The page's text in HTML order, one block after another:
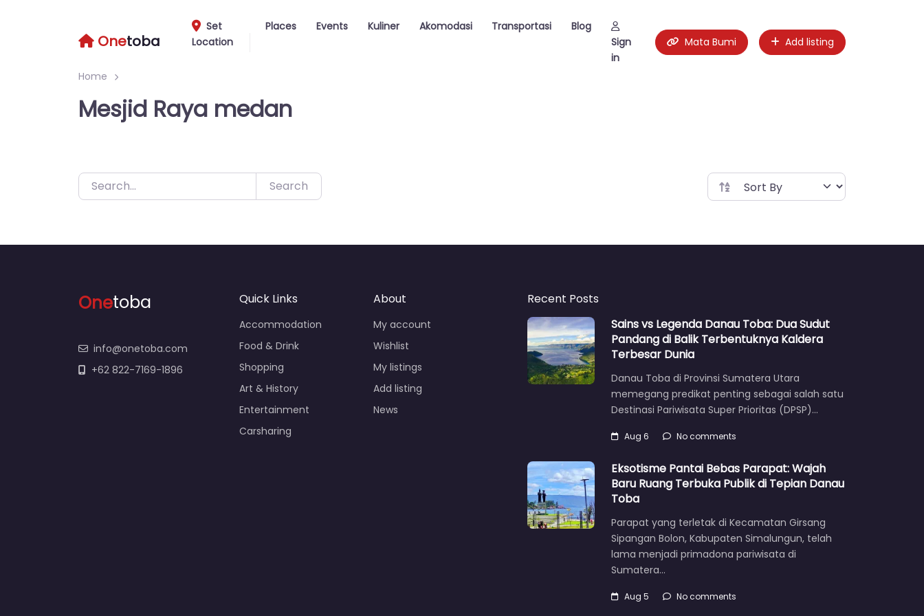
Onetoba
Set
Location
Places Events Kuliner Akomodasi Transportasi
Blog
Sign
in
Mata Bumi Add listing
Home
Mesjid Raya medan
Search
Onetoba
info@onetoba.com
+62 822-7169-1896
Quick Links
Accommodation
Food & Drink
Shopping
Art & History
Entertainment
Carsharing
About
My account
Wishlist
My listings
Add listing
News
Recent Posts
Sains vs Legenda Danau Toba: Dua Sudut
Pandang di Balik Terbentuknya Kaldera
Terbesar Dunia
Danau Toba di Provinsi Sumatera Utara
memegang predikat penting sebagai salah satu
Destinasi Pariwisata Super Prioritas (DPSP)…
Aug 6 No comments
Eksotisme Pantai Bebas Parapat: Wajah
Baru Ruang Terbuka Publik di Tepian Danau
Toba
Parapat yang terletak di Kecamatan Girsang
Sipangan Bolon, Kabupaten Simalungun, telah
lama menjadi primadona pariwisata di
Sumatera…
Aug 5 No comments